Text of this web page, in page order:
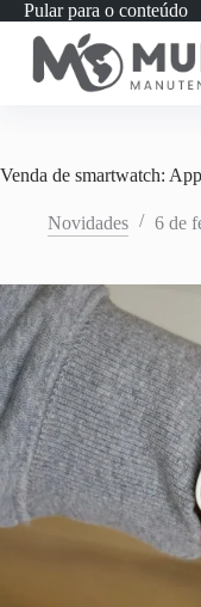
Pular para o conteúdo
Venda de smartwatch:
Novidades 6 de